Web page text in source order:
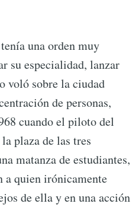
una orden muy
su especialidad, lanzar
voló sobre la ciudad
de personas,
cuando el piloto del
plaza de las tres
matanza de estudiantes,
a quien irónicamente
de ella y en una acción